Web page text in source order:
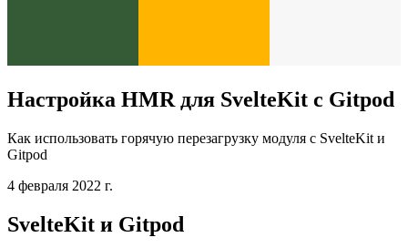
Настройка HMR для SvelteKit с Gitpod
Как использовать горячую перезагрузку модуля с SvelteKit и
4 февраля 2022 г.